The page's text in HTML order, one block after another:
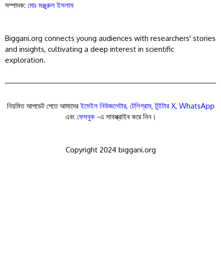
সম্পাদক: মোঃ মঞ্জুরুল ইসলাম
Biggani.org connects young audiences with researchers' stories
and insights, cultivating a deep interest in scientific
exploration.
নিয়মিত আপডেট পেতে আমাদেরইমেইল নিউজলেটার, টেলিগ্রাম,টুইটার X, WhatsApp
এবং ফেসবুক-এ সাবস্ক্রাইব করে নিন।
Copyright 2024 biggani.org